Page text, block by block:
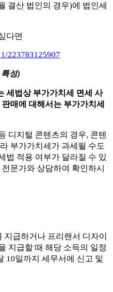
결산 법인의 경우)에 법인세
다면
223783125907
성)
세법상 부가가치세 면세 사
매에 대해서는 부가가치세
디지털 콘텐츠의 경우, 콘텐
부가가치세가 과세될 수도
법 적용 여부가 달라질 수 있
문가와 상담하여 확인하시
지급하거나 프리랜서 디자이
지급할 때 해당 소득의 일정
10일까지 세무서에 신고 및